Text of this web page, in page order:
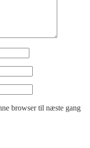
browser til næste gang